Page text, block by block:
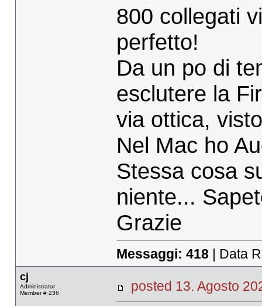
800 collegati
perfetto!
Da un po di
esclutere la
via ottica,
Nel Mac ho
Stessa cosa
niente...
Grazie
Messaggi: 418 | Data
cj
Administrator
Member # 236
posted 13. Agosto